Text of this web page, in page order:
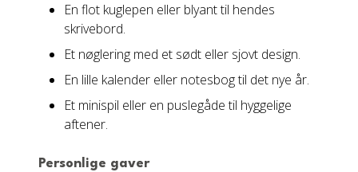
En flot kuglepen eller blyant til hendes
skrivebord.
Et nøglering med et sødt eller sjovt design.
En lille kalender eller notesbog til det nye år.
Et minispil eller en puslegåde til hyggelige
aftener.
Personlige gaver